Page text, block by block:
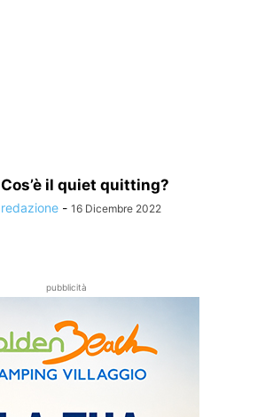
Cos’è il quiet quitting?
redazione - 16 Dicembre 2022
pubblicità